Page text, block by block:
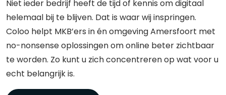
Niet ieder bedrijf heeft de tijd of kennis om digitaal
helemaal bij te blijven. Dat is waar wij inspringen.
Coloo helpt MKB’ers in én omgeving Amersfoort met
no-nonsense oplossingen om online beter zichtbaar
te worden. Zo kunt u zich concentreren op wat voor u
echt belangrijk is.